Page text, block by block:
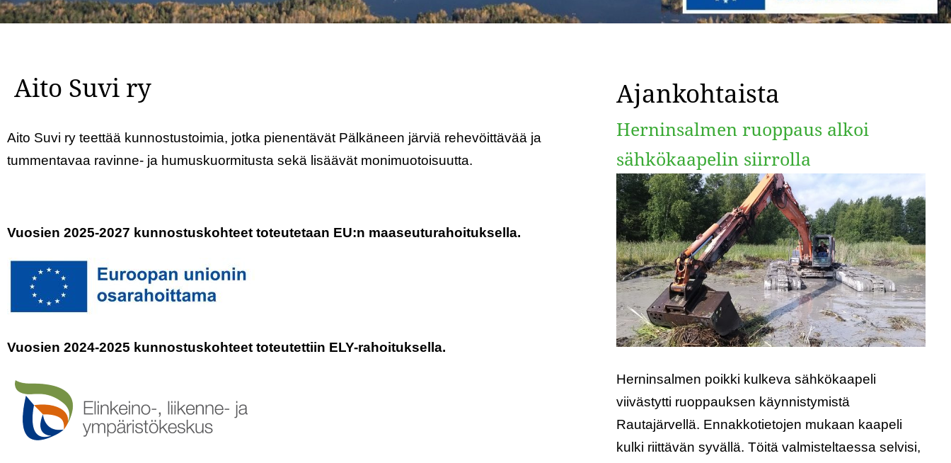
Aito Suvi ry
Aito Suvi ry teettää kunnostustoimia, jotka pienentävät Pälkäneen järviä rehevöittävää ja
tummentavaa ravinne- ja humuskuormitusta sekä lisäävät monimuotoisuutta.
Vuosien 2025-2027 kunnostuskohteet toteutetaan EU:n maaseuturahoituksella.
Vuosien 2024-2025 kunnostuskohteet toteutettiin ELY-rahoitu ksella.
Ajankohtaista
Herninsalmen ruoppaus alkoi
sähkökaapelin siirrolla
Herninsalmen poikki kulkeva sähkökaapeli
viivästytti ruoppauksen käynnistymistä
Rautajärvellä. Ennakkotietojen mukaan kaapeli
kulki riittävän syvällä. Töitä valmisteltaessa selvisi,